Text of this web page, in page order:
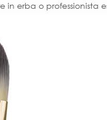
erba o professionista